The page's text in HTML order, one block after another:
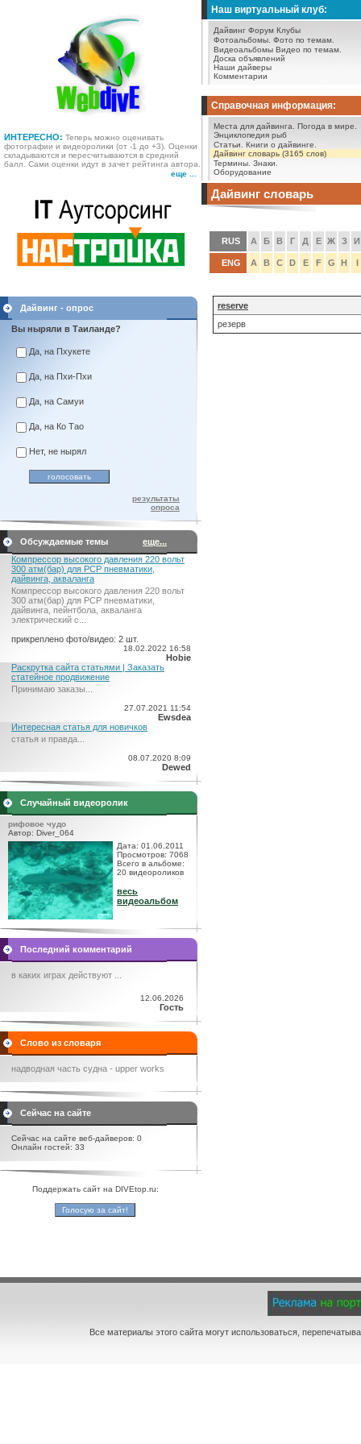
ИНТЕРЕСНО: Теперь можно оценивать
фотографии и видеоролики (от -1 до +3). Оценки
складываются и пересчитываются в средний
балл. Сами оценки идут в зачет рейтинга автора.
еще ...
Наш виртуальный клуб:
Дайвинг Форум Клубы
Фотоальбомы. Фото по темам.
Видеоальбомы Видео по темам.
Доска объявлений
Наши дайверы
Комментарии
Справочная информация:
Места для дайвинга.
Погода в мире.
Энциклопедия рыб
Статьи.
Книги о дайвинге.
Дайвинг словарь (3165 слов)
Термины. Знаки.
Оборудование
Дайвинг - опрос
Вы ныряли в Таиланде?
Да, на Пхукете
Да, на Пхи-Пхи
Да, на Самуи
Да, на Ко Тао
Нет, не нырял
результаты
опроса
Обсуждаемые темы
еще...
Компрессор высокого давления 220 вольт
300 атм(бар) для PCP пневматики,
дайвинга, акваланга
Компрессор высокого давления 220 вольт
300 атм(бар) для PCP пневматики,
дайвинга, пейнтбола, акваланга
электрический c...
прикреплено фото/видео: 2 шт.
18.02.2022 16:58
Hobie
Раскрутка сайта статьями | Заказать
статейное продвижение
Принимаю заказы...
27.07.2021 11:54
Ewsdea
Интересная статья для новичков
статья и правда...
08.07.2020 8:09
Dewed
Случайный видеоролик
рифовое чудо
Автор: Diver_064
Дата: 01.06.2011
Просмотров: 7068
Всего в альбоме:
20 видеороликов
весь
видеоальбом
Последний комментарий
в каких играх действуют ...
12.06.2026
Гость
Слово из словаря
надводная часть судна - upper works
Сейчас на сайте
Сейчас на сайте веб-дайверов: 0
Онлайн гостей: 33
Поддержать сайт на DIVEtop.ru:
Дайвинг словарь
RUS А Б В Г Д Е Ж З И
ENG A B C D E F G H I
reserve
резерв
Все материалы этого сайта могут использоваться,